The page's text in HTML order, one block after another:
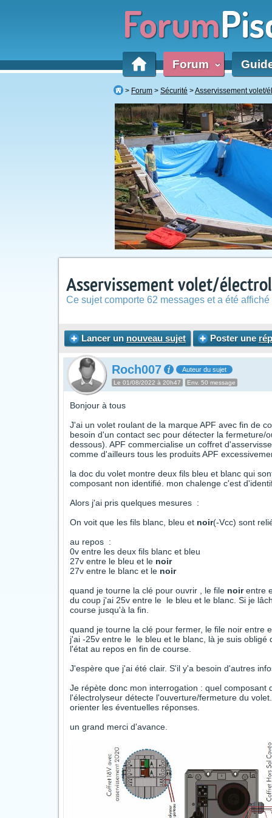
Forum
Forum ‹
Forum Sécurité Asservissement volet/
Asservissement volet/
Ce sujet comporte 62 messages et a été
Lancer un nouveau sujet Poster une
Roch007 Auteur du sujet
Le 01/08/2022 à 20h47 Env. 50 message
Bonjour à tous
J'ai un volet roulant de la marque APF avec fin de
besoin d'un contact sec pour détecter la
dessous). APF commercialise un coffret
comme d'ailleurs tous les produits APF
la doc du volet montre deux fils bleu et blanc qui
composant non identifié. mon chalenge c'est
Alors j'ai pris quelques mesures :
On voit que les fils blanc, bleu et noir(-Vcc) sont
au repos :
0v entre les deux fils blanc et bleu
27v entre le bleu et le noir
27v entre le blanc et le noir
quand je tourne la clé pour ouvrir , le file noirentre
du coup j'ai 25v entre le le bleu et le blanc. Si je
course jusqu'à la fin.
quand je tourne la clé pour fermer, le file noir entre
j'ai -25v entre le le bleu et le blanc, là je suis
l'état au repos en fin de course.
J'espère que j'ai été clair. S'il y'a besoin d'autres
Je répète donc mon interrogation : quel
l'électrolyseur détecte l'ouverture/fermeture du
orienter les éventuelles réponses.
un grand merci d'avance.